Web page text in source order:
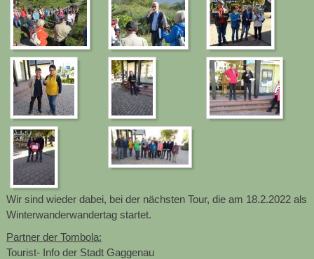
Wir sind wieder dabei, bei der nächsten Tour, die am 18.2.2022 als
Winterwanderwandertag startet.
Partner der Tombola:
Tourist- Info der Stadt Gaggenau